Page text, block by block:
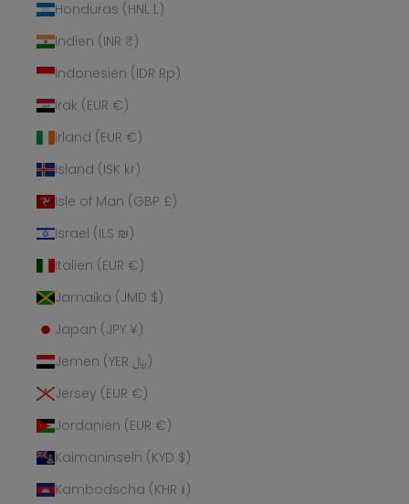
Honduras (HNL L)
Indien (INR ₹)
Indonesien (IDR Rp)
Irak (EUR €)
Irland (EUR €)
Island (ISK kr)
Isle of Man (GBP £)
Israel (ILS ₪)
Italien (EUR €)
Jamaika (JMD $)
Japan (JPY ¥)
Jemen (YER ﷼)
Jersey (EUR €)
Jordanien (EUR €)
Kaimaninseln (KYD $)
Kambodscha (KHR ៛)